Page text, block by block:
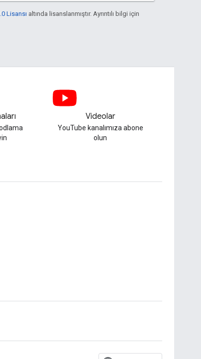
Lisansı altında lisanslanmıştır. Ayrıntılı bilgi için
Videolar
YouTube kanalımıza abone
olun